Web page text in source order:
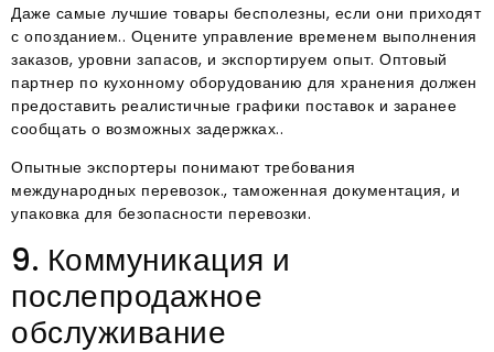
Даже самые лучшие товары бесполезны, если они приходят
с опозданием.. Оцените управление временем выполнения
заказов, уровни запасов, и экспортируем опыт. Оптовый
партнер по кухонному оборудованию для хранения должен
предоставить реалистичные графики поставок и заранее
сообщать о возможных задержках..
Опытные экспортеры понимают требования
международных перевозок., таможенная документация, и
упаковка для безопасности перевозки.
9. Коммуникация и
послепродажное
обслуживание